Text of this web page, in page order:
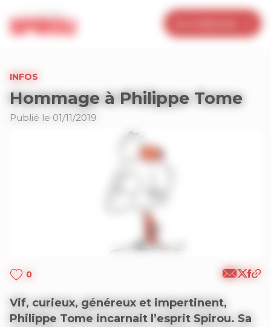
INFOS
Hommage à Philippe Tome
Publié le 01/11/2019
0
Vif, curieux, généreux et impertinent,
Philippe Tome incarnait l’esprit Spirou. Sa